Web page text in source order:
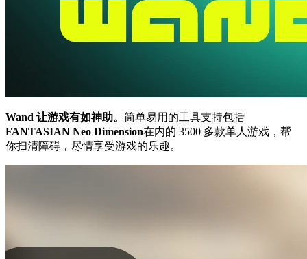
Wand 让游戏有如神助。 简单易用的工具支持包括
FANTASIAN Neo Dimension在内的 3500 多款单人游戏，帮
你扫清障碍，尽情享受游戏的乐趣。